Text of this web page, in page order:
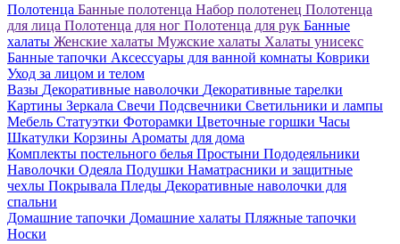
Полотенца Банные полотенца Набор полотенец Полотенца
для лица Полотенца для ног Полотенца для рук Банные
халаты Женские халаты Мужские халаты Халаты унисекс
Банные тапочки Аксессуары для ванной комнаты Коврики
Уход за лицом и телом
Вазы Декоративные наволочки Декоративные тарелки
Картины Зеркала Свечи Подсвечники Светильники и лампы
Мебель Статуэтки Фоторамки Цветочные горшки Часы
Шкатулки Корзины Ароматы для дома
Комплекты постельного белья Простыни Пододеяльники
Наволочки Одеяла Подушки Наматрасники и защитные
чехлы Покрывала Пледы Декоративные наволочки для
спальни
Домашние тапочки Домашние халаты Пляжные тапочки
Носки